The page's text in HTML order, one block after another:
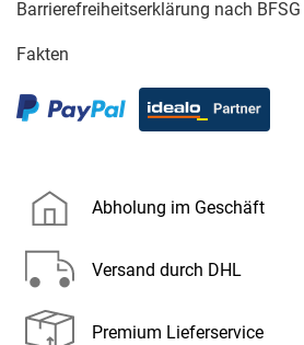
Barrierefreiheitserklärung nach BFSG
Fakten
Abholung im Geschäft
Versand durch DHL
Premium Lieferservice